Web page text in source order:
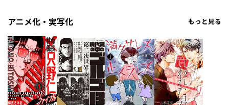
アニメ化・実写化 もっと見る